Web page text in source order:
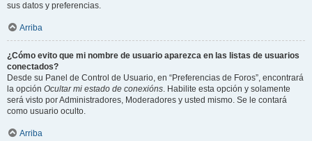
sus datos y preferencias.
Arriba
¿Cómo evito que mi nombre de usuario aparezca en las listas de usuarios
conectados?
Desde su Panel de Control de Usuario, en “Preferencias de Foros”, encontrará
la opción Ocultar mi estado de conexións. Habilite esta opción y solamente
será visto por Administradores, Moderadores y usted mismo. Se le contará
como usuario oculto.
Arriba